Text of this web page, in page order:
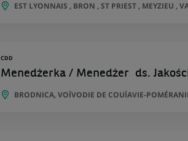
EST LYONNAIS , BRON , ST PRIEST , MEYZIEU ,
CDD
Menedżerka / Menedżer ​ ds.
BRODNICA, VOÏVODIE DE COUÏAVIE-